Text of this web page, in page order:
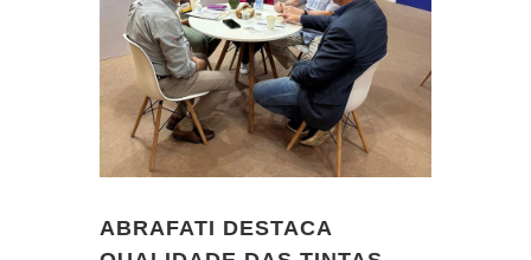
ABRAFATI DESTACA